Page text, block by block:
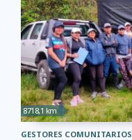
8718,1 km
GESTORES COMUNITARIOS